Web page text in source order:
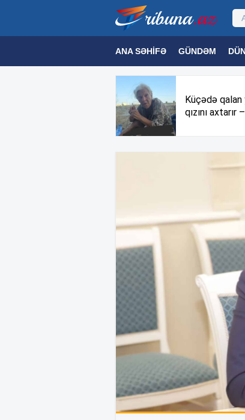
ANA SƏHIFƏ GÜNDƏM
MƏDƏNIYYƏT
Küçədə qalan
qızını axtarır –